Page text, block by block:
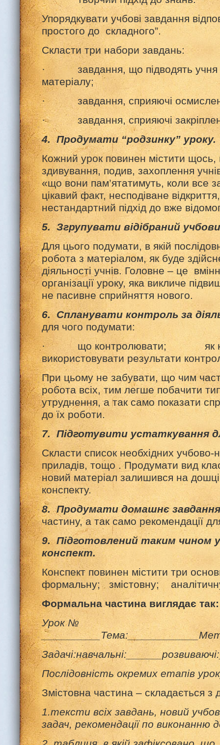
Упорядкувати учбові завдання
простого до складного”.
Скласти три набори завдань:
· завдання, що підводять учня
матеріалу;
· завдання, сприяючі
· завдання, сприяючі
4. Продумати “родзинку” уроку.
Кожний урок повинен містити
здивування, подив, захоплення
«що вони пам’ятатимуть, коли все
цікавий факт, несподіване
нестандартний підхід до вже
5. Згрупувати відібраний
Для цього подумати, в якій
робота з матеріалом, як буде
діяльності учнів. Головне – це
організації уроку, яка викличе
не пасивне сприйняття нового.
6. Спланувати контроль за
для чого подумати:
· що контролювати; як
використовувати результати
При цьому не забувати, що чим
робота всіх, тим легше побачити
утруднення, а так само показати
до їх роботи.
7. Підготувити устаткування
Скласти список необхідних учбово-
приладів, тощо . Продумати вид
новий матеріал залишився на дошці
конспекту.
8. Продумати домашнє завдання
частину, а так само рекомендації
9. Підготовлений таким чином
конспект.
Конспект повинен містити три
формальну; змістовну;
Формальна частина виглядає так:
Урок №
Послідовність окремих етапів
Змістовна частина – складається з
1.тексти всіх завдань, новий
задач, рекомендації по виконанню